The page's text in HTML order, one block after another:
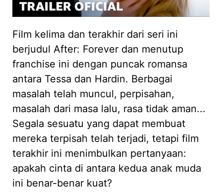
Film kelima dan terakhir dari seri ini
berjudul After: Forever dan menutup
franchise ini dengan puncak romansa
antara Tessa dan Hardin. Berbagai
masalah telah muncul, perpisahan,
masalah dari masa lalu, rasa tidak aman...
Segala sesuatu yang dapat membuat
mereka terpisah telah terjadi, tetapi film
terakhir ini menimbulkan pertanyaan:
apakah cinta di antara kedua anak muda
ini benar-benar kuat?